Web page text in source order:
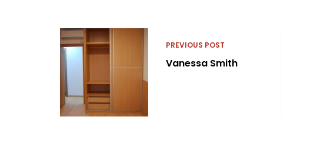
PREVIOUS POST
Vanessa Smith